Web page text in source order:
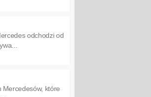
odchodzi od
Mercedesów, które